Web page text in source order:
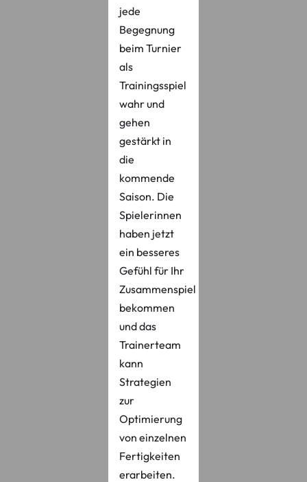
jede
Begegnung
beim Turnier
als
Trainingsspiel
wahr und
gehen
gestärkt in
die
kommende
Saison. Die
Spielerinnen
haben jetzt
ein besseres
Gefühl für Ihr
Zusammenspiel
bekommen
und das
Trainerteam
kann
Strategien
zur
Optimierung
von einzelnen
Fertigkeiten
erarbeiten.